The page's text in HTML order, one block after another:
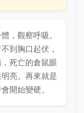
，觀察呼吸。
到胸口起伏，
死亡的倉鼠眼
亮。再來就是
開始變硬。